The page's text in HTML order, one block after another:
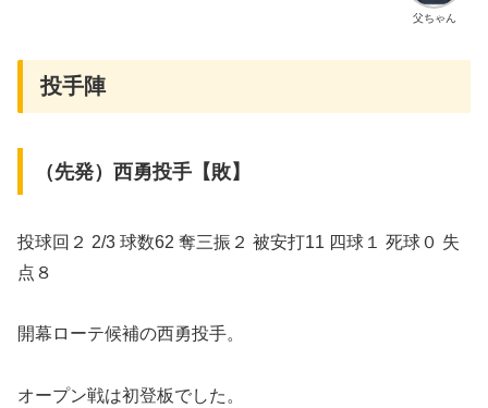
父ちゃん
投手陣
（先発）西勇投手【敗】
投球回２ 2/3 球数62 奪三振２ 被安打11 四球１ 死球０ 失
点８
開幕ローテ候補の西勇投手。
オープン戦は初登板でした。